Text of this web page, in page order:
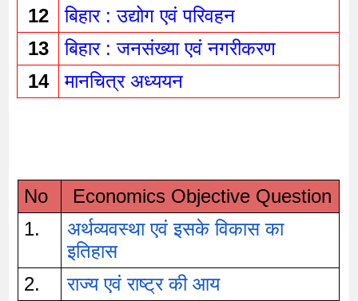
12
बिहार : उद्योग एवं परिवहन
13
बिहार : जनसंख्या एवं नगरीकरण
14
मानचित्र अध्ययन
No
Economics Objective Question
1.
अर्थव्यवस्था एवं इसके विकास का
इतिहास
2.
राज्य एवं राष्ट्र की आय